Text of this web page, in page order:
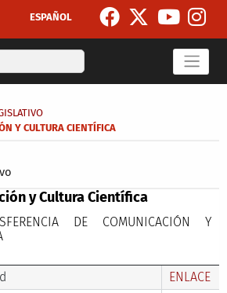
ESPAÑOL
Search
Y CULTURA CIENTÍFICA
y Cultura Científica
DE COMUNICACIÓN Y
ENLACE